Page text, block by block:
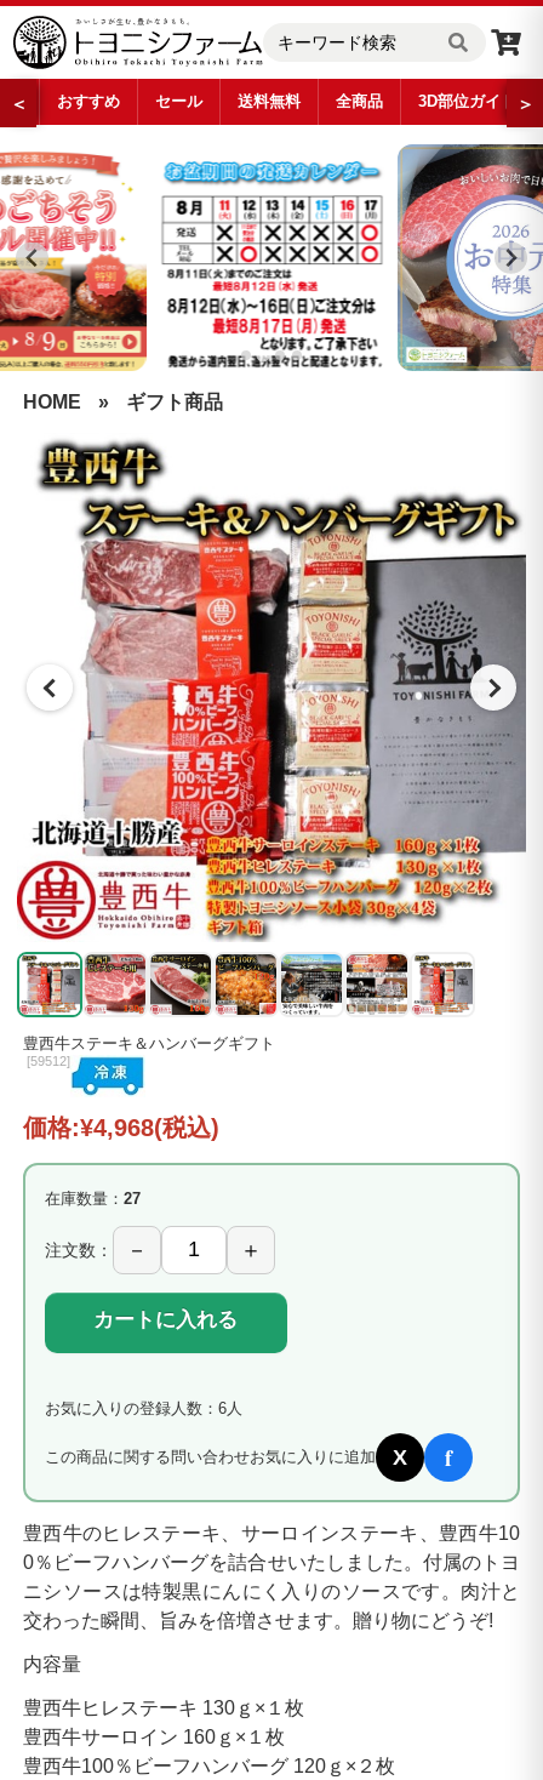
＜ おすすめ セール 送料無料 全商品 3D部位ガイド ＞
HOME » ギフト商品
豊西牛ステーキ＆ハンバーグギフト
[59512]
価格:¥4,968(税込)
在庫数量： 27
注文数：
カートに入れる
お気に入りの登録人数：6人
この商品に関する問い合わせお気に入りに追加 X f
豊西牛のヒレステーキ、サーロインステーキ、豊西牛10
0％ビーフハンバーグを詰合せいたしました。付属のトヨ
ニシソースは特製黒にんにく入りのソースです。肉汁と
交わった瞬間、旨みを倍増させます。贈り物にどうぞ!
内容量
豊西牛ヒレステーキ 130ｇ×１枚
豊西牛サーロイン 160ｇ×１枚
豊西牛100％ビーフハンバーグ 120ｇ×２枚